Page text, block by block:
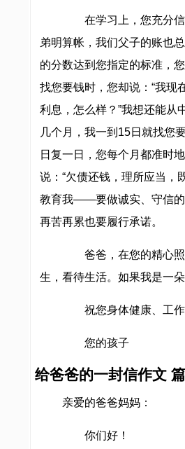
在学习上，您充分信
弟明算帐，我们父子的账也
的分数达到您指定的标准，
找您要钱时，您却说：“我现
利息，怎么样？”我想还能从
几个月，我一到15日就找您
日复一日，您每个月都准时
说：“欠债还钱，理所应当，
教育我——要做诚实、守信的
再苦再累也要履行承诺。
爸爸，在您的精心照
生，看待生活。如果我是一
祝您身体健康、工作
您的孩子
给爸爸的一封信作文
亲爱的爸爸妈妈：
你们好！